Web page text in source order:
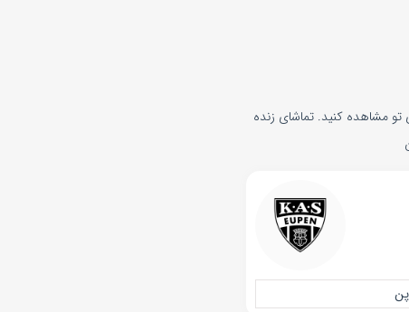
مشاهده کنید. تماشای زنده